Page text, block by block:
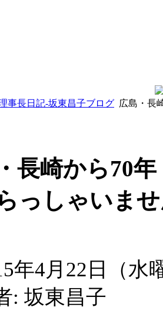
事長日記-坂東昌子ブログ 広島・長
長崎から70
っしゃいま
年4月22日（水
: 坂東昌子